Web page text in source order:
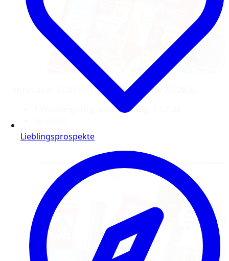
Infos zum ALDI Wochenprospekt KW 28/2026:
1 Woche gültig, bis Samstag, 11.7.26
Lieblingsprospekte